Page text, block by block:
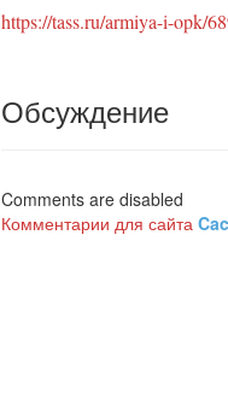
https://tass.ru/armiya-i-opk/
Обсуждение
Comments are disabled
Комментарии для сайта